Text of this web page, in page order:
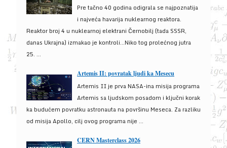
Pre tačno 40 godina odigrala se najpoznatija
i najveća havarija nuklearnog reaktora.
Reaktor broj 4 u nuklearnoj elektrani Černobilj (tada SSSR,
danas Ukrajna) izmakao je kontroli...Niko tog prolećnog jutra
25. ...
Artemis II: povratak ljudi ka Mesecu
Artemis II je prva NASA-ina misija programa
Artemis sa ljudskom posadom i ključni korak
ka budućem povratku astronauta na površinu Meseca. Za razliku
od misija Apollo, cilj ovog programa nije ...
CERN Masterclass 2026